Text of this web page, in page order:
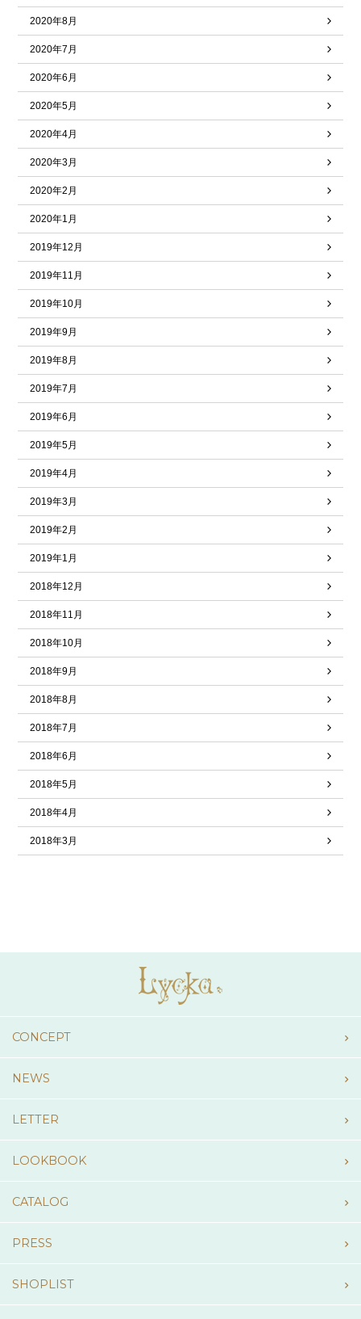
2020年8月
2020年7月
2020年6月
2020年5月
2020年4月
2020年3月
2020年2月
2020年1月
2019年12月
2019年11月
2019年10月
2019年9月
2019年8月
2019年7月
2019年6月
2019年5月
2019年4月
2019年3月
2019年2月
2019年1月
2018年12月
2018年11月
2018年10月
2018年9月
2018年8月
2018年7月
2018年6月
2018年5月
2018年4月
2018年3月
CONCEPT
NEWS
LETTER
LOOKBOOK
CATALOG
PRESS
SHOPLIST